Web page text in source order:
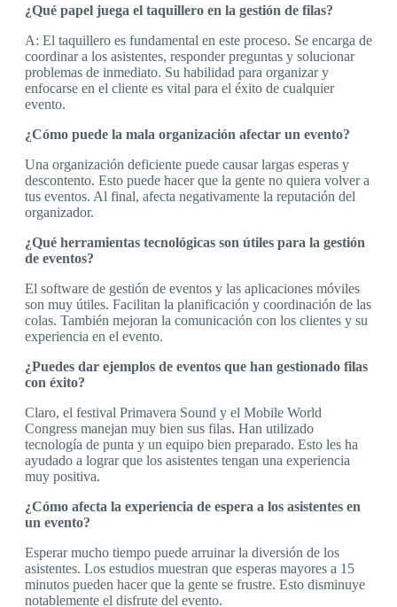
¿Qué papel juega el taquillero en la gestión de filas?
A: El taquillero es fundamental en este proceso. Se encarga de
coordinar a los asistentes, responder preguntas y solucionar
problemas de inmediato. Su habilidad para organizar y
enfocarse en el cliente es vital para el éxito de cualquier
evento.
¿Cómo puede la mala organización afectar un evento?
Una organización deficiente puede causar largas esperas y
descontento. Esto puede hacer que la gente no quiera volver a
tus eventos. Al final, afecta negativamente la reputación del
organizador.
¿Qué herramientas tecnológicas son útiles para la gestión
de eventos?
El software de gestión de eventos y las aplicaciones móviles
son muy útiles. Facilitan la planificación y coordinación de las
colas. También mejoran la comunicación con los clientes y su
experiencia en el evento.
¿Puedes dar ejemplos de eventos que han gestionado filas
con éxito?
Claro, el festival Primavera Sound y el Mobile World
Congress manejan muy bien sus filas. Han utilizado
tecnología de punta y un equipo bien preparado. Esto les ha
ayudado a lograr que los asistentes tengan una experiencia
muy positiva.
¿Cómo afecta la experiencia de espera a los asistentes en
un evento?
Esperar mucho tiempo puede arruinar la diversión de los
asistentes. Los estudios muestran que esperas mayores a 15
minutos pueden hacer que la gente se frustre. Esto disminuye
notablemente el disfrute del evento.